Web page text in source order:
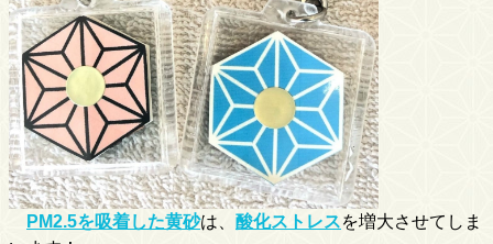
PM2.5を吸着した黄砂は、 酸化ストレスを増大させてしま